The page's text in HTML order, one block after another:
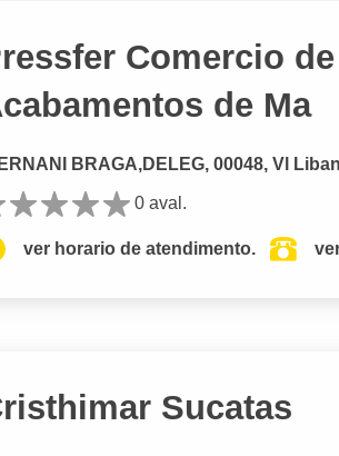
Comercio
de Ma
BRAGA,DELEG, 00048, Vl
0 aval.
ver horario de atendimento.
Sucatas